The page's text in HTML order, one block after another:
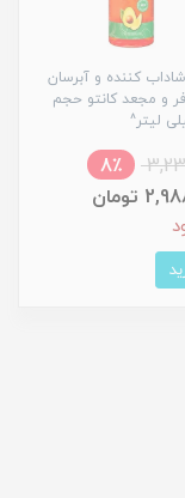
کننده و آبرسان
و مجعد کانتو حجم
8٪
تومان